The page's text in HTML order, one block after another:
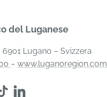
del Luganese
6901 Lugano – Svizzera
– www.luganoregion.com